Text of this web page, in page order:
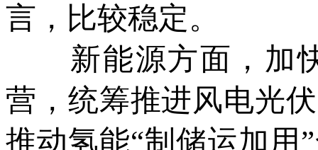
言，比较稳定。
新能源方面，加快
营，统筹推进风电光
推动氢能“制储运加用